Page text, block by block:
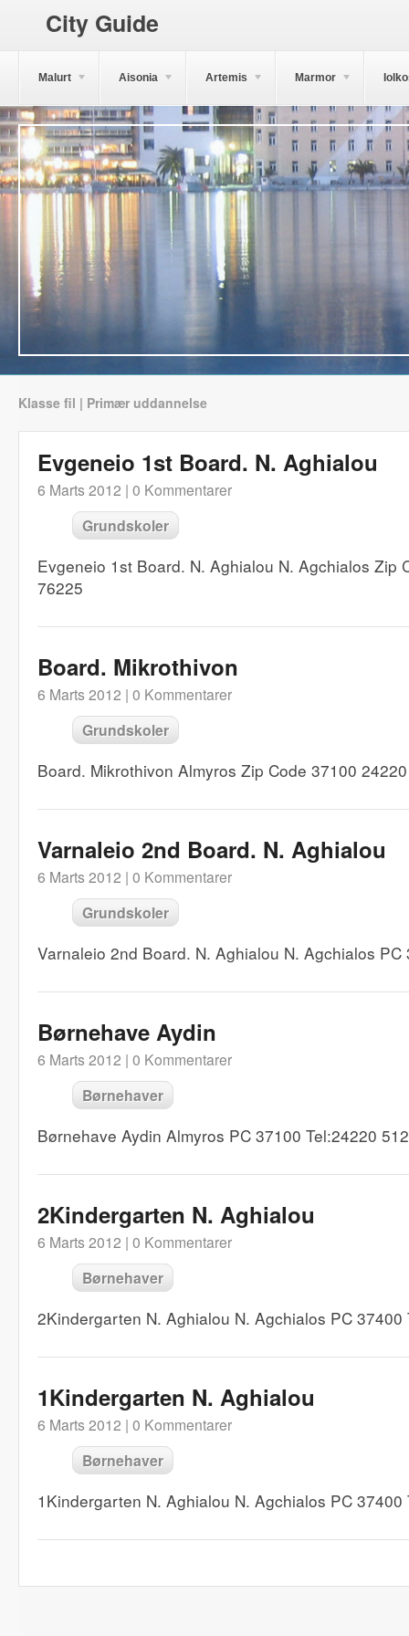
City Guide
Malurt Aisonia Artemis Marmor
Klasse fil | Primær uddannelse
Evgeneio 1st Board. N. Aghialou
6 Marts 2012 | 0 Kommentarer
Grundskoler
Evgeneio 1st Board. N. Aghialou N. Agchialos Zip
76225
Board. Mikrothivon
6 Marts 2012 | 0 Kommentarer
Grundskoler
Board. Mikrothivon Almyros Zip Code 37100
Varnaleio 2nd Board. N. Aghialou
6 Marts 2012 | 0 Kommentarer
Grundskoler
Varnaleio 2nd Board. N. Aghialou N. Agchialos
Børnehave Aydin
6 Marts 2012 | 0 Kommentarer
Børnehaver
Børnehave Aydin Almyros PC 37100 Tel:24220
2Kindergarten N. Aghialou
6 Marts 2012 | 0 Kommentarer
Børnehaver
2Kindergarten N. Aghialou N. Agchialos PC 37400
1Kindergarten N. Aghialou
6 Marts 2012 | 0 Kommentarer
Børnehaver
1Kindergarten N. Aghialou N. Agchialos PC 37400